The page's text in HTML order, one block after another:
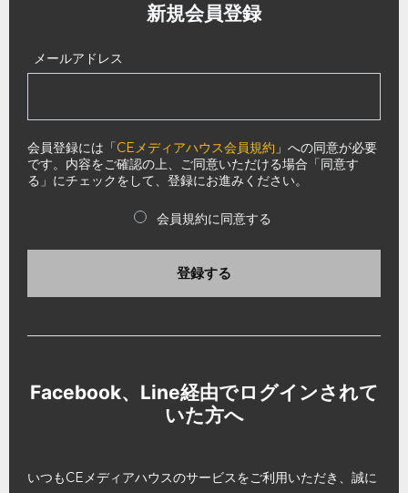
新規会員登録
メールアドレス
会員登録には「CEメディアハウス会員規約 」への同意が必要
です。内容をご確認の上、ご同意いただける場合「同意す
る」にチェックをして、登録にお進みください。
会員規約に同意する
登録する
Facebook、Line経由でログインされて
いた方へ
いつもCEメディアハウスのサービスをご利用いただき、誠に